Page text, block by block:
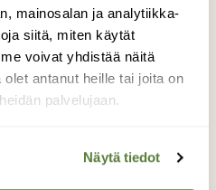
mainosalan ja analytiikka-
siitä, miten käytät
voivat yhdistää näitä
antanut heille tai joita on
palvelujaan.
Näytä tiedot
saa voimaa
täytyy itsensä
ei ole.Hetken
talvi on mystinen ja
yllättää
läpi virtaava joki on
on kaunis.